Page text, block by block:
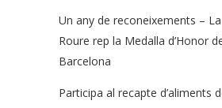
Un any de reconeixements –
Roure rep la Medalla d’Honor
Barcelona
Participa al recapte d’aliments